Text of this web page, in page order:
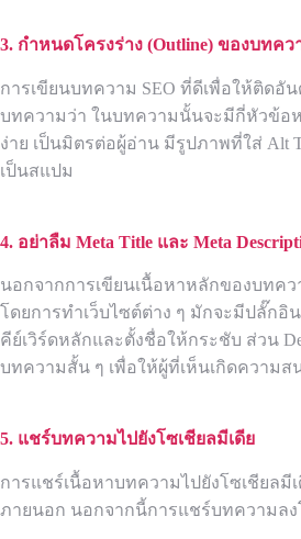
3. กำหนดโครงร่าง (Outline) ของบทคว
การเขียนบทความ SEO ที่ดีเพื่อให้ติดอั
บทความว่า ในบทความนั้นจะมีกี่หัวข้อห
ง่าย เป็นมิตรต่อผู้อ่าน มีรูปภาพที่ใส่ Alt
เป็นสแปม
4. อย่าลืม Meta Title และ Meta
นอกจากการเขียนเนื้อหาหลักของบทคว
โดยการทำเว็บไซต์ต่าง ๆ มักจะมีปลั๊กอิน
คีย์เวิร์ดหลักและตั้งชื่อให้กระชับ ส่วน
บทความสั้น ๆ เพื่อให้ผู้ที่เห็นเกิดความส
5. แชร์บทความไปยังโซเชียลมีเดีย
การแชร์เนื้อหาบทความไปยังโซเชียลมี
ภายนอก นอกจากนี้การแชร์บทความลง